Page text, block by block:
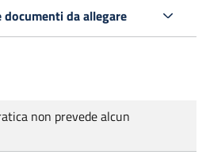
da allegare
non prevede alcun